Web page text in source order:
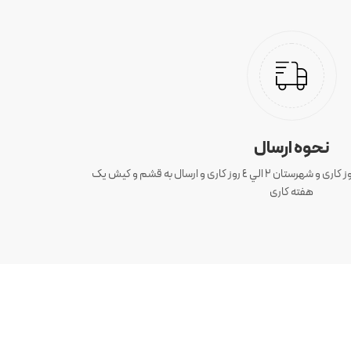
نحوه ارسال
ارسال سفارش های تهران 1 الی 3 روز کاری و شهرستان ٢ الي ٤ روز کاری و ارسال به قشم و کیش یک
هفته کاری